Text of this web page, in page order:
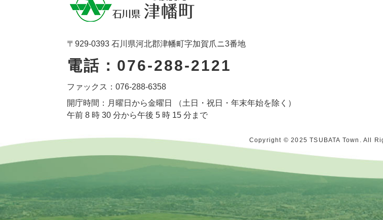
〒929-0393 石川県河北郡津幡町字加賀爪ニ3番地
電話：076-288-2121
ファックス：076-288-6358
開庁時間：月曜日から金曜日 （土日・祝日・年末年始を除く）
午前 8 時 30 分から午後 5 時 15 分まで
Copyright © 2025 TSUBATA Town. All